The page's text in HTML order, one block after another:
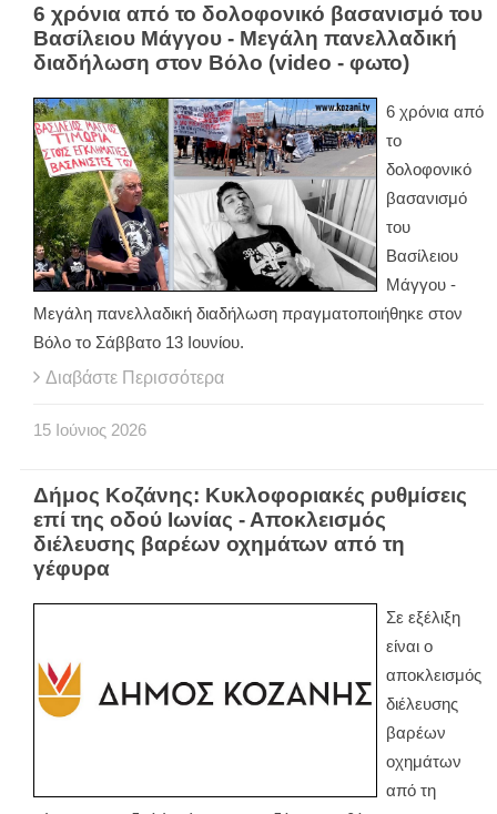
6 χρόνια από το δολοφονικό βασανισμό του
Βασίλειου Μάγγου - Μεγάλη πανελλαδική
διαδήλωση στον Βόλο (video - φωτο)
6 χρόνια από
το
δολοφονικό
βασανισμό
του
Βασίλειου
Μάγγου -
Μεγάλη πανελλαδική διαδήλωση πραγματοποιήθηκε στον
Βόλο το Σάββατο 13 Ιουνίου.
Διαβάστε Περισσότερα
15 Ιούνιος 2026
Δήμος Κοζάνης: Κυκλοφοριακές ρυθμίσεις
επί της οδού Ιωνίας - Αποκλεισμός
διέλευσης βαρέων οχημάτων από τη
γέφυρα
Σε εξέλιξη
είναι ο
αποκλεισμός
διέλευσης
βαρέων
οχημάτων
από τη